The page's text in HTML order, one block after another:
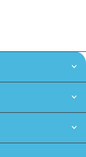
с
или упаковке